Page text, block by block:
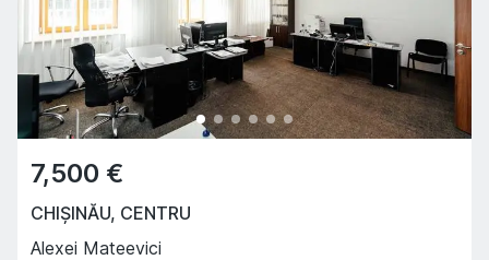
7,500 €
CHIȘINĂU, CENTRU
Alexei Mateevici